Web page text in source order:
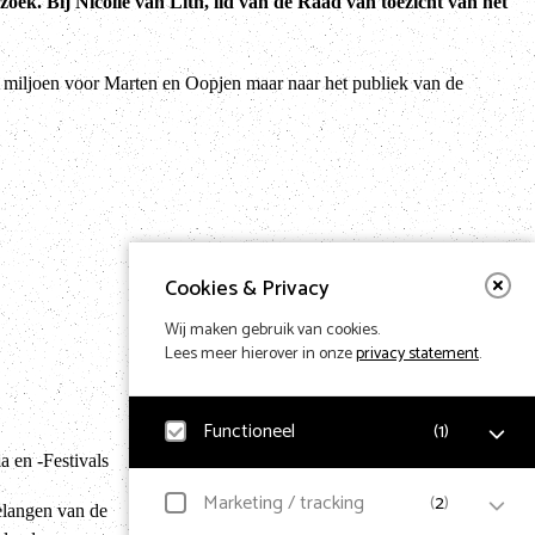
Cookies & Privacy
Wij maken gebruik van cookies.
Lees meer hierover in onzeprivacy statement.
Functioneel (1)
Noodzakelijk
Marketing / tracking (2)
voor Marten en Oopjen maar naar het publiek van de
en -Festivals
van de
Terug naar